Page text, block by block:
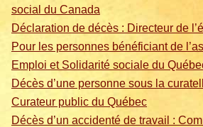
social du Canada
Déclaration de décès : Directeur de
Pour les personnes bénéficiant de
Emploi et Solidarité sociale du
Décès d’une personne sous la
Curateur public du Québec
Décès d’un accidenté de travail :